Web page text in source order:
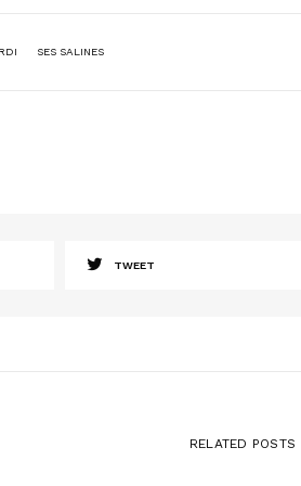
SES SALINES
TWEET
RELATED POSTS